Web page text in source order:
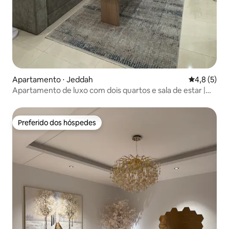
Apartamento ⋅ Jeddah 4,8 de
4,8 (5)
Apartamento de luxo com dois quartos e sala de estar |
Preferido dos hóspedes
Preferido dos hóspedes